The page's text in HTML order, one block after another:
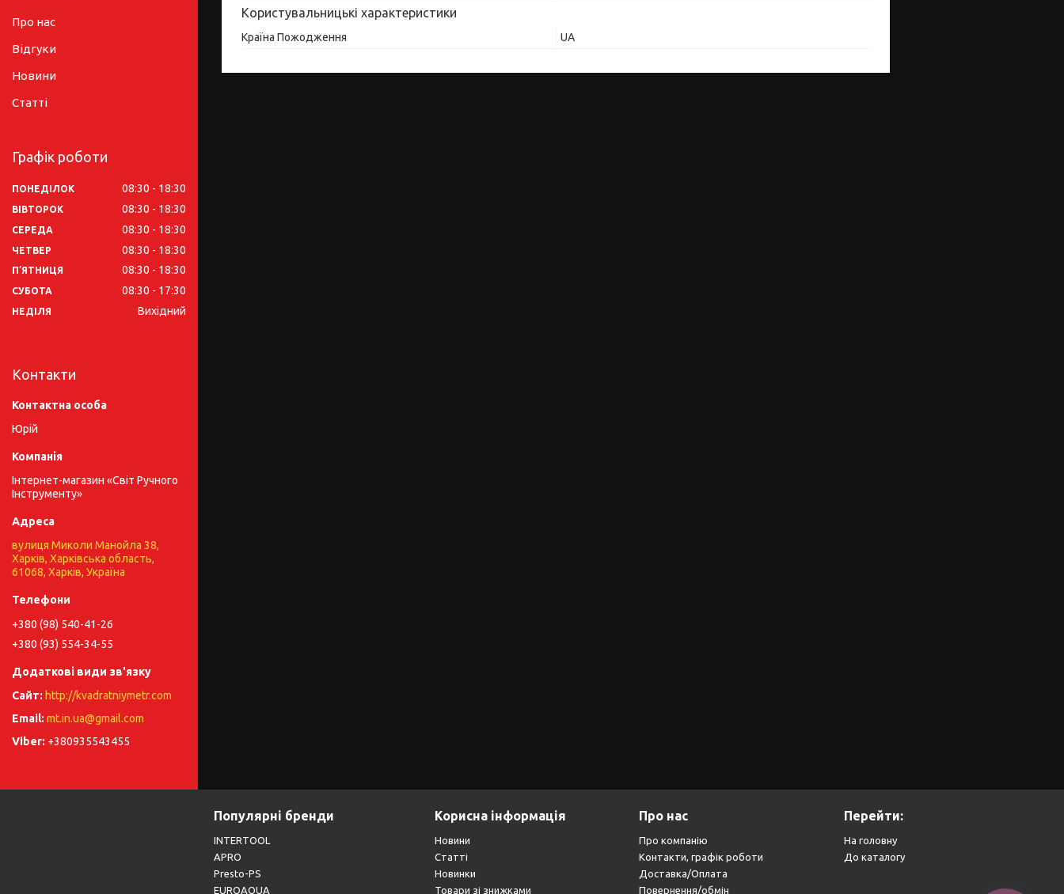
Користувальницькі характеристики
Країна Пожодження UA
Про нас
Відгуки
Новини
Статті
Графік роботи
ПОНЕДІЛОК 08:30 18:30
ВІВТОРОК 08:30 18:30
СЕРЕДА 08:30 18:30
ЧЕТВЕР 08:30 18:30
ПʼЯТНИЦЯ 08:30 18:30
СУБОТА 08:30 17:30
НЕДІЛЯ Вихідний
Контакти
Юрій
Інтернет-магазин «Світ Ручного
Інструменту»
вулиця Миколи Манойла 38,
Харків, Харківська область,
61068, Харків, Україна
+380 (98) 540-41-26
+380 (93) 554-34-55
http://kvadratniymetr.com
mt.in.ua@gmail.com
+380935543455
Популярні бренди
INTERTOOL
APRO
Presto-PS
EUROAQUA
Корисна інформація
Новини
Статті
Новинки
Товари зі знижками
Про нас
Про компанію
Контакти, графік роботи
Доставка/Оплата
Повернення/обмін
Перейти:
На головну
До каталогу